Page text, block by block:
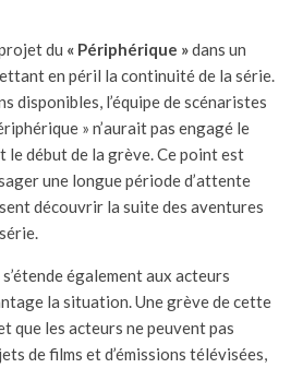
du « Périphérique »dans un
en péril la continuité de la série.
disponibles, l’équipe de scénaristes
» n’aurait pas engagé le
début de la grève. Ce point est
une longue période d’attente
découvrir la suite des aventures
également aux acteurs
la situation. Une grève de cette
que les acteurs ne peuvent pas
de films et d’émissions télévisées,